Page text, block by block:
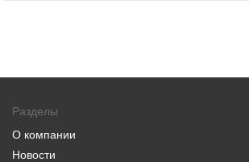
Разделы
О компании
Новости